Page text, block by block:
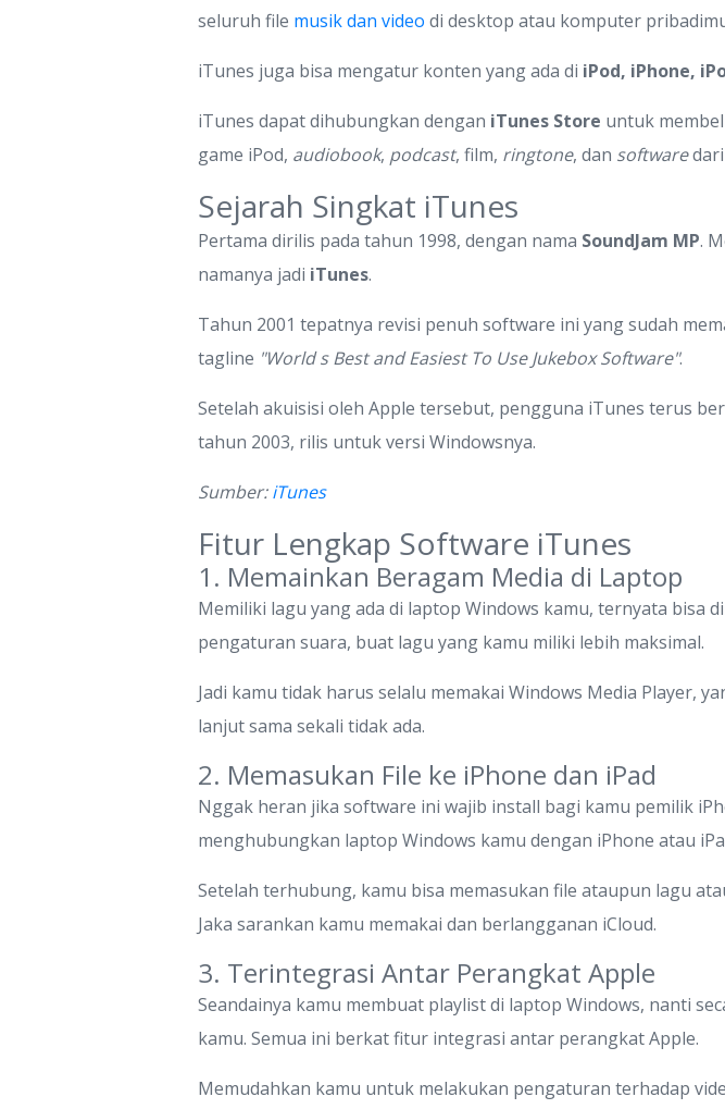
seluruh file musik dan video di desktop atau komputer
iTunes juga bisa mengatur konten yang ada di iPod, iPhone,
iTunes dapat dihubungkan dengan iTunes Store untuk
game iPod, audiobook, podcast, film, ringtone, dan softwaredari
Sejarah Singkat iTunes
Pertama dirilis pada tahun 1998, dengan nama SoundJam MP.
namanya jadi iTunes.
Tahun 2001 tepatnya revisi penuh software ini yang sudah
tagline "World s Best and Easiest To Use Jukebox Software".
Setelah akuisisi oleh Apple tersebut, pengguna iTunes terus
tahun 2003, rilis untuk versi Windowsnya.
Sumber: iTunes
Fitur Lengkap Software iTunes
1. Memainkan Beragam Media di Laptop
Memiliki lagu yang ada di laptop Windows kamu, ternyata bisa
pengaturan suara, buat lagu yang kamu miliki lebih maksimal.
Jadi kamu tidak harus selalu memakai Windows Media Player,
lanjut sama sekali tidak ada.
2. Memasukan File ke iPhone dan iPad
Nggak heran jika software ini wajib install bagi kamu pemilik
menghubungkan laptop Windows kamu dengan iPhone atau
Setelah terhubung, kamu bisa memasukan file ataupun lagu
Jaka sarankan kamu memakai dan berlangganan iCloud.
3. Terintegrasi Antar Perangkat Apple
Seandainya kamu membuat playlist di laptop Windows, nanti
kamu. Semua ini berkat fitur integrasi antar perangkat Apple.
Memudahkan kamu untuk melakukan pengaturan terhadap